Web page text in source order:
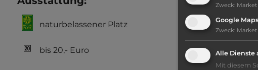
naturbelassener Platz
bis 20,- Euro
Zweck:
Google Maps
Zweck:
Alle Dienste
Mit diesem